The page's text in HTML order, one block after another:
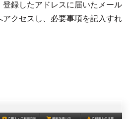
登録したアドレスに届いたメール
クセスし、必要事項を記入すれ